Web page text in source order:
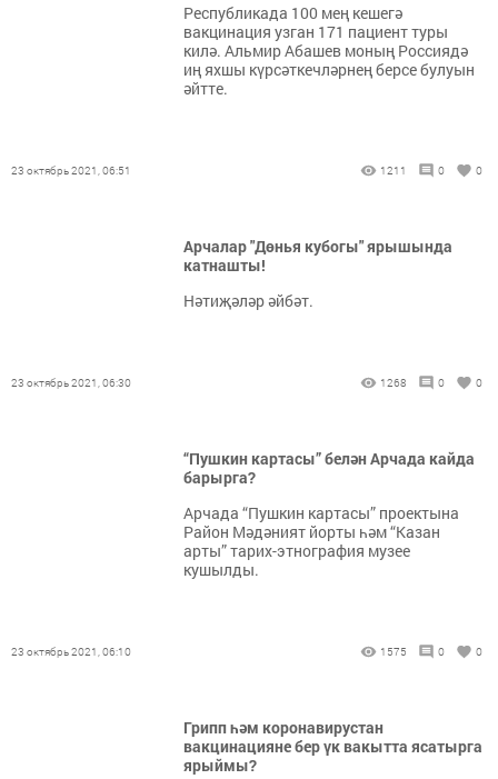
Республикада 100 мең кешегә
вакцинация узган 171 пациент туры
килә. Альмир Абашев моның Россиядә
иң яхшы күрсәткечләрнең берсе булуын
әйтте.
23 октябрь 2021, 06:51 1211 0 0
Арчалар "Дөнья кубогы" ярышында
катнашты!
Нәтиҗәләр әйбәт.
23 октябрь 2021, 06:30 1268 0 0
“Пушкин картасы” белән Арчада кайда
барырга?
Арчада “Пушкин картасы” проектына
Район Мәдәният йорты һәм “Казан
арты” тарих-этнография музее
кушылды.
23 октябрь 2021, 06:10 1575 0 0
Грипп һәм коронавирустан
вакцинацияне бер үк вакытта ясатырга
ярыймы?